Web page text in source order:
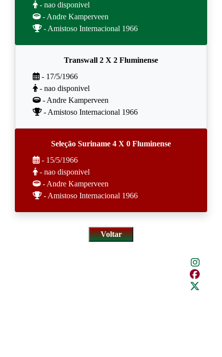
- nao disponivel
- Andre Kamperveen
- Amistoso Internacional 1966
Transwall 2 X 2 Fluminense
- 17/5/1966
- nao disponivel
- Andre Kamperveen
- Amistoso Internacional 1966
Seleção Suriname 4 X 0 Fluminense
- 15/5/1966
- nao disponivel
- Andre Kamperveen
- Amistoso Internacional 1966